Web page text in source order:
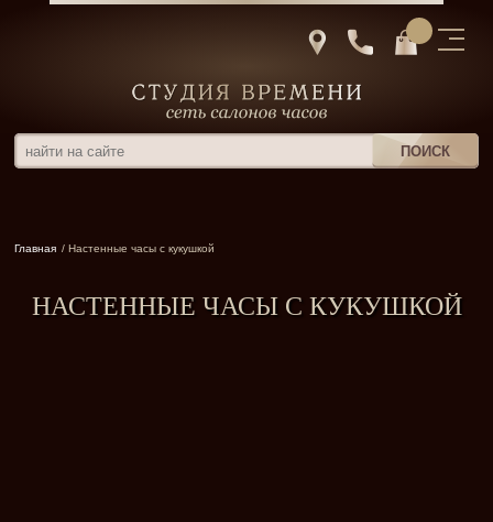
Главная / Настенные часы с кукушкой
НАСТЕННЫЕ ЧАСЫ С КУКУШКОЙ